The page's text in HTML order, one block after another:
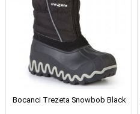
Bocanci Trezeta Snowbob Black